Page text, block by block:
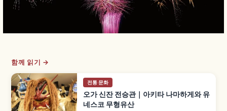
함께 읽기 →
전통 문화
오가 신잔 전승관｜아키타 나마하게와 유
네스코 무형유산